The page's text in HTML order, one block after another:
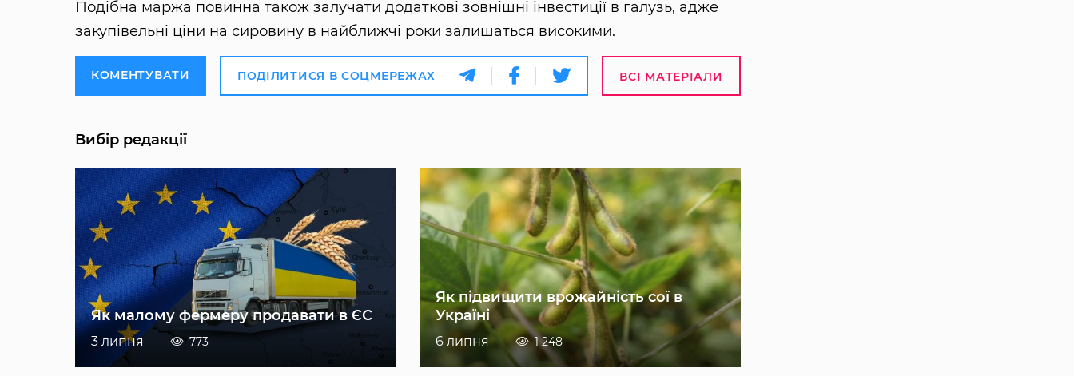
Подібна маржа повинна також залучати додаткові зовнішні інвестиції в галузь, адже
закупівельні ціни на сировину в найближчі роки залишаться високими.
КОМЕНТУВАТИ ПОДІЛИТИСЯ В СОЦМЕРЕЖАХ ВСІ МАТЕРІАЛИ
Вибір редакції
Як малому фермеру продавати в ЄС
3 липня 773
Як підвищити врожайність сої в
Україні
6 липня 1 248